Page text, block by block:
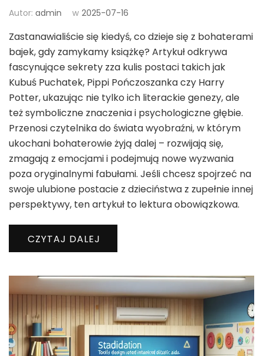
Autor: admin w 2025-07-16
Zastanawialiście się kiedyś, co dzieje się z bohaterami
bajek, gdy zamykamy książkę? Artykuł odkrywa
fascynujące sekrety zza kulis postaci takich jak
Kubuś Puchatek, Pippi Pończoszanka czy Harry
Potter, ukazując nie tylko ich literackie genezy, ale
też symboliczne znaczenia i psychologiczne głębie.
Przenosi czytelnika do świata wyobraźni, w którym
ukochani bohaterowie żyją dalej – rozwijają się,
zmagają z emocjami i podejmują nowe wyzwania
poza oryginalnymi fabułami. Jeśli chcesz spojrzeć na
swoje ulubione postacie z dzieciństwa z zupełnie innej
perspektywy, ten artykuł to lektura obowiązkowa.
CZYTAJ DALEJ